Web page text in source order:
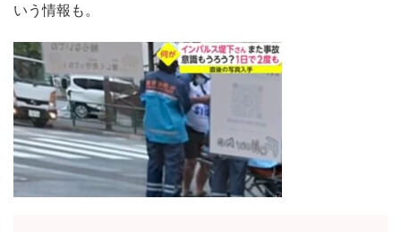
いう情報も。